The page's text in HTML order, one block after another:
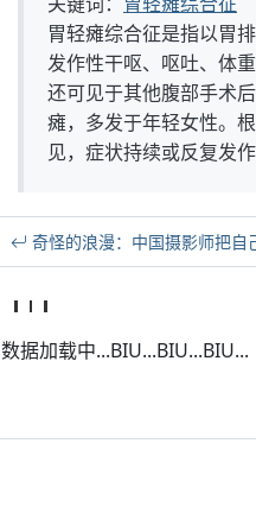
胃轻瘫综合征是指以胃
发作性干呕、呕吐、体
还可见于其他腹部手术
瘫，多发于年轻女性。
见，症状持续或反复发
奇怪的浪漫：中国摄影师把自
数据加载中...BIU...BIU...BIU...